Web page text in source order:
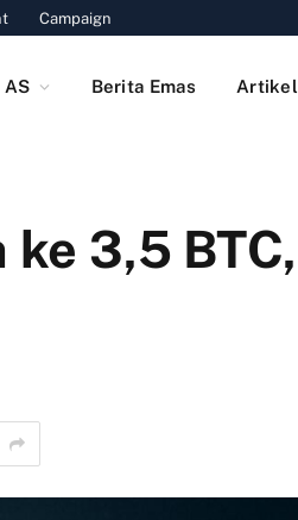
Campaign
AS Berita Emas
3,5